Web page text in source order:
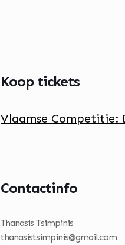
Koop tickets
Vlaamse Competitie:
Contactinfo
Thanasis Tsimpinis
thanasistsimpinis@gmail.com